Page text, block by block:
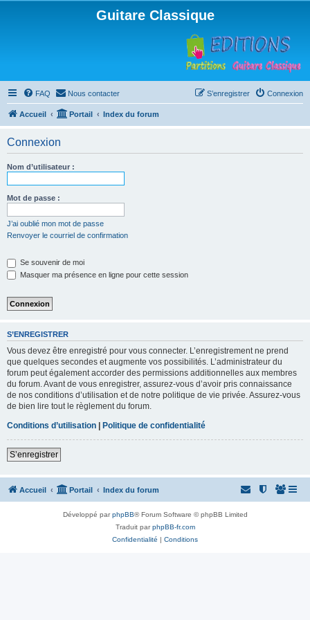
Guitare Classique
FAQ Nous contacter Connexion
S’enregistrer
Accueil Portail Index du forum
Connexion
Nom d’utilisateur :
Mot de passe :
J’ai oublié mon mot de passe
Renvoyer le courriel de confirmation
Se souvenir de moi
Masquer ma présence en ligne pour cette session
S’ENREGISTRER
Vous devez être enregistré pour vous connecter. L’enregistrement ne prend
que quelques secondes et augmente vos possibilités. L’administrateur du
forum peut également accorder des permissions additionnelles aux membres
du forum. Avant de vous enregistrer, assurez-vous d’avoir pris connaissance
de nos conditions d’utilisation et de notre politique de vie privée. Assurez-vous
de bien lire tout le règlement du forum.
Conditions d’utilisation | Politique de confidentialité
S’enregistrer
Accueil Portail Index du forum
Développé parphpBB® Forum Software © phpBB Limited
Traduit parphpBB-fr.com
Confidentialité | Conditions